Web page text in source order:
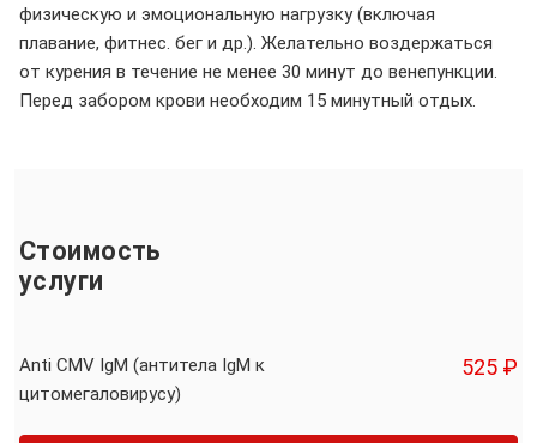
физическую и эмоциональную нагрузку (включая
плавание, фитнес. бег и др.). Желательно воздержаться
от курения в течение не менее 30 минут до венепункции.
Перед забором крови необходим 15 минутный отдых.
Стоимость
услуги
Anti CMV IgM (антитела IgM к
цитомегаловирусу)
525 ₽